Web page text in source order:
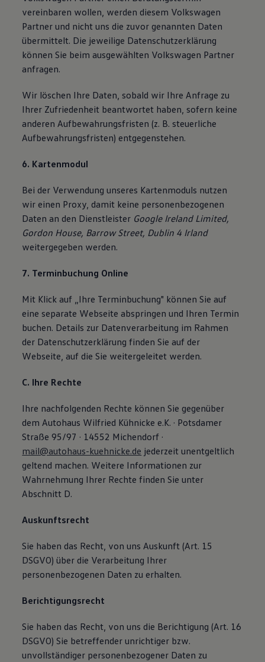
vereinbaren wollen, werden diesem Volkswagen
Partner und nicht uns die zuvor genannten Daten
übermittelt. Die jeweilige Datenschutzerklärung
können Sie beim ausgewählten Volkswagen Partner
anfragen.
Wir löschen Ihre Daten, sobald wir Ihre Anfrage zu
Ihrer Zufriedenheit beantwortet haben, sofern keine
anderen Aufbewahrungsfristen (z. B. steuerliche
Aufbewahrungsfristen) entgegenstehen.
6. Kartenmodul
Bei der Verwendung unseres Kartenmoduls nutzen
wir einen Proxy, damit keine personenbezogenen
Daten an den Dienstleister Google Ireland Limited,
Gordon House, Barrow Street, Dublin 4 Irland
weitergegeben werden.
7. Terminbuchung Online
Mit Klick auf „Ihre Terminbuchung" können Sie auf
eine separate Webseite abspringen und Ihren Termin
buchen. Details zur Datenverarbeitung im Rahmen
der Datenschutzerklärung finden Sie auf der
Webseite, auf die Sie weitergeleitet werden.
C. Ihre Rechte
Ihre nachfolgenden Rechte können Sie gegenüber
dem Autohaus Wilfried Kühnicke e.K. · Potsdamer
Straße 95/97 · 14552 Michendorf ·
mail@autohaus-kuehnicke.de jederzeit unentgeltlich
geltend machen. Weitere Informationen zur
Wahrnehmung Ihrer Rechte finden Sie unter
Abschnitt D.
Auskunftsrecht
Sie haben das Recht, von uns Auskunft (Art. 15
DSGVO) über die Verarbeitung Ihrer
personenbezogenen Daten zu erhalten.
Berichtigungsrecht
Sie haben das Recht, von uns die Berichtigung (Art. 16
DSGVO) Sie betreffender unrichtiger bzw.
unvollständiger personenbezogener Daten zu